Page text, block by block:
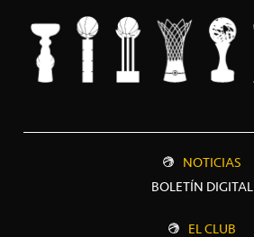
NOTICIAS
BOLETÍN DIGITAL
EL CLUB